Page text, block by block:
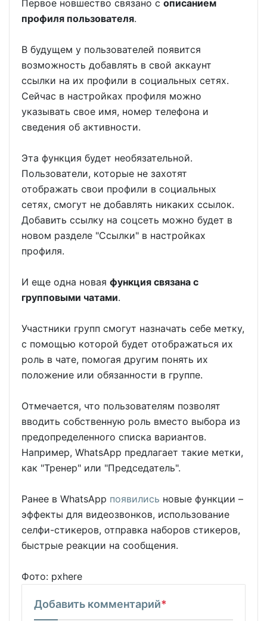
Первое новшество связано с описанием
профиля пользователя.
В будущем у пользователей появится
возможность добавлять в свой аккаунт
ссылки на их профили в социальных сетях.
Сейчас в настройках профиля можно
указывать свое имя, номер телефона и
сведения об активности.
Эта функция будет необязательной.
Пользователи, которые не захотят
отображать свои профили в социальных
сетях, смогут не добавлять никаких ссылок.
Добавить ссылку на соцсеть можно будет в
новом разделе "Ссылки" в настройках
профиля.
И еще одна новая функция связана с
групповыми чатами.
Участники групп смогут назначать себе метку,
с помощью которой будет отображаться их
роль в чате, помогая другим понять их
положение или обязанности в группе.
Отмечается, что пользователям позволят
вводить собственную роль вместо выбора из
предопределенного списка вариантов.
Например, WhatsApp предлагает такие метки,
как "Тренер" или "Председатель".
Ранее в WhatsApp появились новые функции –
эффекты для видеозвонков, использование
селфи-стикеров, отправка наборов стикеров,
быстрые реакции на сообщения.
Фото: pxhere
Добавить комментарий*